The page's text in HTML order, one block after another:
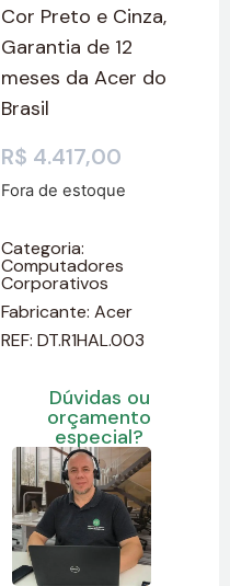
Cor Preto e Cinza,
Garantia de 12
meses da Acer do
Brasil
R$ 4.417,00
Fora de estoque
Categoria:
Computadores
Corporativos
Fabricante:Acer
REF: DT.R1HAL.003
Dúvidas ou
orçamento
especial?